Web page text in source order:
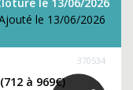
le 13/06/2026
370534
à 969€)